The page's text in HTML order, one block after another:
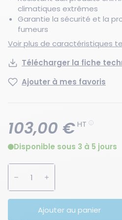
climatiques extrêmes
Garantie la sécurité et la
fumeurs
Voir plus de caractéristiques
Télécharger la fiche
Ajouter à mes favoris
103,00 €HT
Disponible sous 3 à 5 jours
Augmenter la quantité
Ajouter au panier